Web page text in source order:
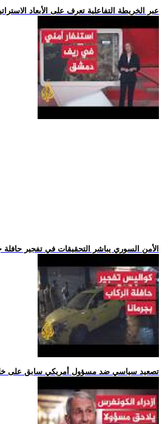
.. عبر الخريطة التفاعلية تعرف على الأبعاد
.. الأمن السوري يباشر التحقيقات في تفجير
.. تصعيد سياسي ضد مسؤول أمريكي سابق على